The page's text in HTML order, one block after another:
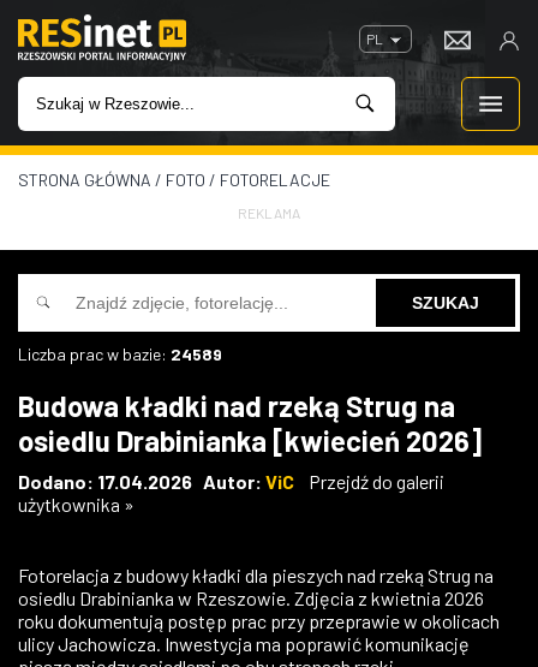
PL
WIADOMOŚCI
INWESTYCJE
IMPREZY
W KINACH
GASTRONOMIA
ZDJĘCIA
W RZESZOWIE
STRONA GŁÓWNA / FOTO / FOTORELACJE
REKLAMA
Liczba prac w bazie: 24589
Budowa kładki nad rzeką Strug na
osiedlu Drabinianka [kwiecień 2026]
Dodano: 17.04.2026 Autor: ViC
Przejdź do galerii
użytkownika »
Fotorelacja z budowy kładki dla pieszych nad rzeką Strug na
osiedlu Drabinianka w Rzeszowie. Zdjęcia z kwietnia 2026
roku dokumentują postęp prac przy przeprawie w okolicach
ulicy Jachowicza. Inwestycja ma poprawić komunikację